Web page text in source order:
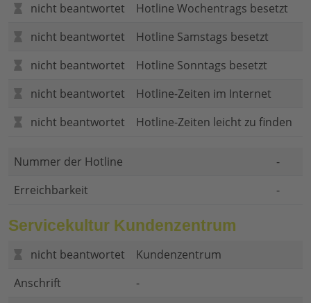
nicht beantwortet
Hotline Wochentrags besetzt
nicht beantwortet
Hotline Samstags besetzt
nicht beantwortet
Hotline Sonntags besetzt
nicht beantwortet
Hotline-Zeiten im Internet
nicht beantwortet
Hotline-Zeiten leicht zu finden
Nummer der Hotline
-
Erreichbarkeit
-
Servicekultur Kundenzentrum
nicht beantwortet
Kundenzentrum
Anschrift
-